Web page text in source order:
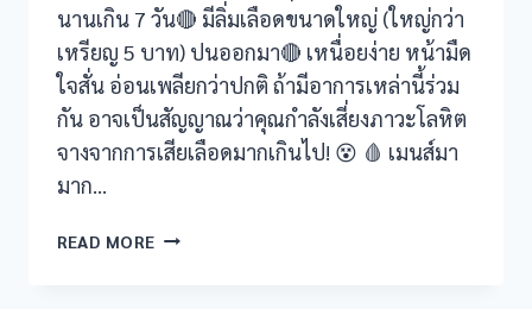
Ultra
review
นานเกิน 7 วัน🔴 มีลิ่มเลือดขนาดใหญ่ (ใหญ่กว่า
เหรียญ 5 บาท) ปนออกมา🔴 เหนื่อยง่าย หน้ามืด
ใจสั่น อ่อนเพลียกว่าปกติ ถ้ามีอาการเหล่านี้ร่วม
กัน อาจเป็นสัญญาณว่าคุณกำลังเสี่ยงภาวะโลหิต
จางจากการเสียเลือดมากเกินไป! 😵 🩸 เมนส์มา
มาก…
READ MOREเมนส์